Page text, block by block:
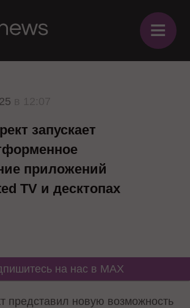
≡
запускает
приложений
TV и десктопах
на нас в MAX
представил новую возможность